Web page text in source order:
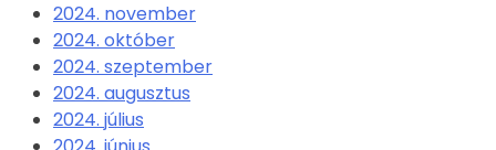
2024. november
2024. október
2024. szeptember
2024. augusztus
2024. július